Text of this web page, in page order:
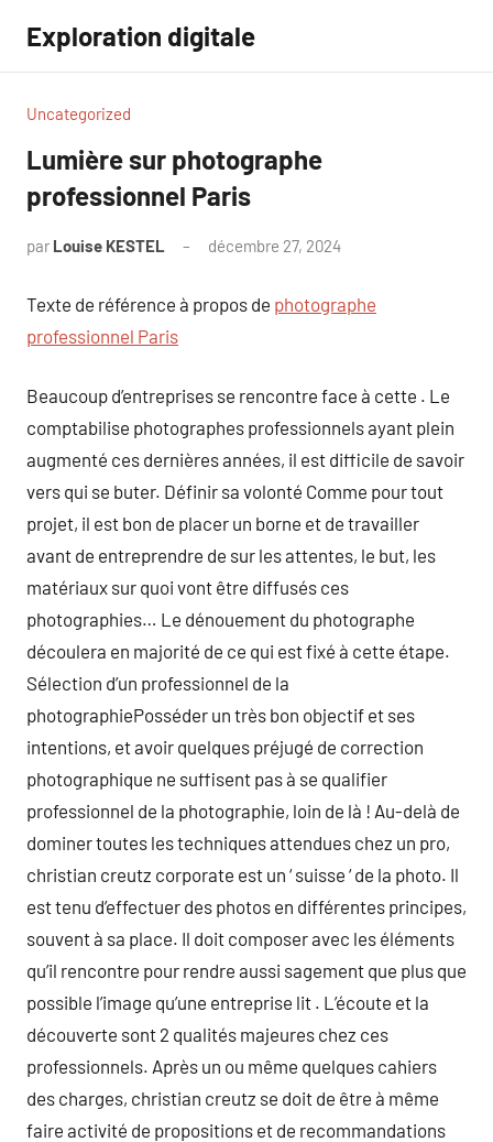
contenu
Exploration digitale
Uncategorized
Lumière sur photographe
professionnel Paris
par Louise KESTEL décembre 27, 2024
Texte de référence à propos de photographe
professionnel Paris
Beaucoup d’entreprises se rencontre face à cette . Le
comptabilise photographes professionnels ayant plein
augmenté ces dernières années, il est difficile de savoir
vers qui se buter. Définir sa volonté Comme pour tout
projet, il est bon de placer un borne et de travailler
avant de entreprendre de sur les attentes, le but, les
matériaux sur quoi vont être diffusés ces
photographies… Le dénouement du photographe
découlera en majorité de ce qui est fixé à cette étape.
Sélection d’un professionnel de la
photographiePosséder un très bon objectif et ses
intentions, et avoir quelques préjugé de correction
photographique ne suffisent pas à se qualifier
professionnel de la photographie, loin de là ! Au-delà de
dominer toutes les techniques attendues chez un pro,
christian creutz corporate est un ‘ suisse ‘ de la photo. Il
est tenu d’effectuer des photos en différentes principes,
souvent à sa place. Il doit composer avec les éléments
qu’il rencontre pour rendre aussi sagement que plus que
possible l’image qu’une entreprise lit . L’écoute et la
découverte sont 2 qualités majeures chez ces
professionnels. Après un ou même quelques cahiers
des charges, christian creutz se doit de être à même
faire activité de propositions et de recommandations